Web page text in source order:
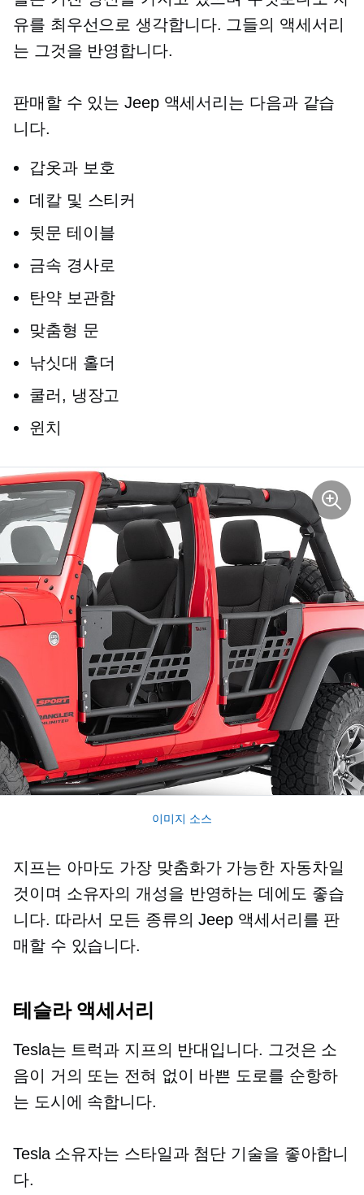
유를 최우선으로 생각합니다. 그들의 액세서리
는 그것을 반영합니다.
판매할 수 있는 Jeep 액세서리는 다음과 같습
니다.
갑옷과 보호
데칼 및 스티커
뒷문 테이블
금속 경사로
탄약 보관함
맞춤형 문
낚싯대 홀더
쿨러, 냉장고
윈치
이미지 소스
지프는 아마도 가장 맞춤화가 가능한 자동차일
것이며 소유자의 개성을 반영하는 데에도 좋습
니다. 따라서 모든 종류의 Jeep 액세서리를 판
매할 수 있습니다.
테슬라 액세서리
Tesla는 트럭과 지프의 반대입니다. 그것은 소
음이 거의 또는 전혀 없이 바쁜 도로를 순항하
는 도시에 속합니다.
Tesla 소유자는 스타일과 첨단 기술을 좋아합니
다.